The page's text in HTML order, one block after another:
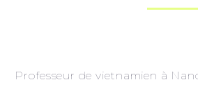
Professeur de vietnamien à